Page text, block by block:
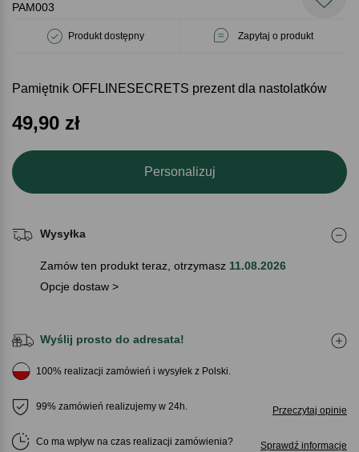
PAM003
Produkt dostępny Zapytaj o produkt
Pamiętnik OFFLINESECRETS prezent dla nastolatków
49,90 zł
Personalizuj
Wysyłka
Zamów ten produkt teraz, otrzymasz 11.08.2026
Opcje dostaw >
Wyślij prosto do adresata!
100% realizacji zamówień i wysyłek z Polski.
99% zamówień realizujemy w 24h. Przeczytaj opinie
Co ma wpływ na czas realizacji zamówienia Sprawdź informacje